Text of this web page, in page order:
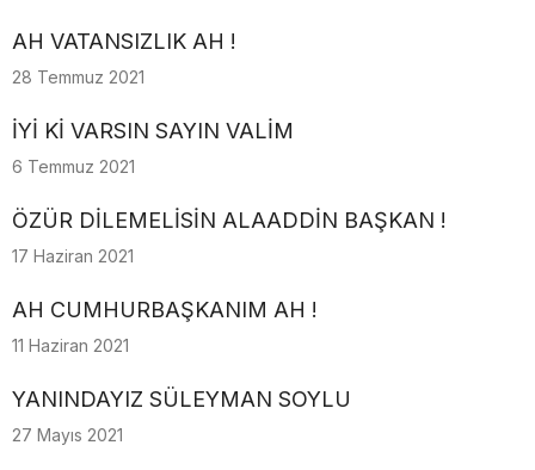
AH VATANSIZLIK AH !
28 Temmuz 2021
İYİ Kİ VARSIN SAYIN VALİM
6 Temmuz 2021
ÖZÜR DİLEMELİSİN ALAADDİN BAŞKAN !
17 Haziran 2021
AH CUMHURBAŞKANIM AH !
11 Haziran 2021
YANINDAYIZ SÜLEYMAN SOYLU
27 Mayıs 2021